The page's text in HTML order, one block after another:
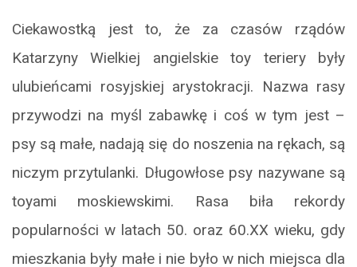
Ciekawostką jest to, że za czasów rządów
Katarzyny Wielkiej angielskie toy teriery były
ulubieńcami rosyjskiej arystokracji. Nazwa rasy
przywodzi na myśl zabawkę i coś w tym jest –
psy są małe, nadają się do noszenia na rękach, są
niczym przytulanki. Długowłose psy nazywane są
toyami moskiewskimi. Rasa biła rekordy
popularności w latach 50. oraz 60.XX wieku, gdy
mieszkania były małe i nie było w nich miejsca dla